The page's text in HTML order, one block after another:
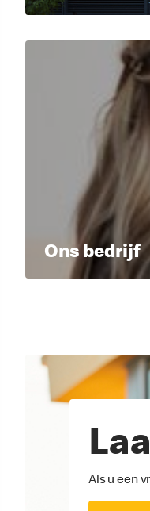
Ons bedrijf
Als u een